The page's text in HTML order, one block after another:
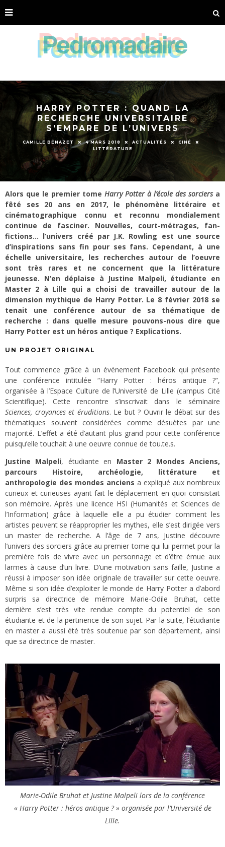
HARRY POTTER : QUAND LA
RECHERCHE UNIVERSITAIRE
S’EMPARE DE L’UNIVERS
CAMILLE BÉNAZET 4 MARS 2018 ACTUALITÉS
CINÉ
LITTÉRATURE
Alors que le premier tome Harry Potter à l’école des sorciersa
fêté ses 20 ans en 2017, le phénomène littéraire et
cinématographique connu et reconnu mondialement
continue de fasciner. Nouvelles, court-métrages, fan-
fictions… l’univers créé par J.K. Rowling est une source
d’inspirations sans fin pour ses fans. Cependant, à une
échelle universitaire, les recherches autour de l’oeuvre
sont très rares et ne concernent que la littérature
jeunesse. N’en déplaise à Justine Malpeli, étudiante en
Master 2 à Lille qui a choisi de travailler autour de la
dimension mythique de Harry Potter. Le 8 février 2018 se
tenait une conférence autour de sa thématique de
recherche : dans quelle mesure pouvons-nous dire que
Harry Potter est un héros antique ? Explications.
UN PROJET ORIGINAL
Tout commence grâce à un événement Facebook qui présente
une conférence intitulée “Harry Potter : héros antique ?”,
organisée à l’Espace Culture de l’Université de Lille (campus Cité
Scientifique). Cette rencontre s’inscrivait dans le séminaire
Sciences, croyances et éruditions. Le but ? Ouvrir le débat sur des
thématiques souvent considérées comme désuètes par une
majorité. L’effet a été d’autant plus grand pour cette conférence
puisqu’elle touchait à une oeuvre connue de tou.te.s.
Justine Malpeli, étudiante en Master 2 Mondes Anciens,
parcours Histoire, archéologie, littérature et
anthropologie des mondes anciens a expliqué aux nombreux
curieux et curieuses ayant fait le déplacement en quoi consistait
son mémoire. Après une licence HSI (Humanités et Sciences de
l’Information) grâce à laquelle elle a pu étudier comment les
artistes peuvent se réapproprier les mythes, elle s’est dirigée vers
un master de recherche. A l’âge de 7 ans, Justine découvre
l’univers des sorciers grâce au premier tome qui lui permet pour la
première fois de vivre avec un personnage et d’être émue aux
larmes à cause d’un livre. D’une motivation sans faille, Justine a
réussi à imposer son idée originale de travailler sur cette oeuvre.
Même si son idée d’exploiter le monde de Harry Potter a d’abord
surpris sa directrice de mémoire Marie-Odile Bruhat, cette
dernière s’est très vite rendue compte du potentiel de son
étudiante et de la pertinence de son sujet. Par la suite, l’étudiante
en master a aussi été très soutenue par son département, ainsi
que sa directrice de master.
Marie-Odile Bruhat et Justine Malpeli lors de la conférence
« Harry Potter : héros antique ? » organisée par l’Université de
Lille.